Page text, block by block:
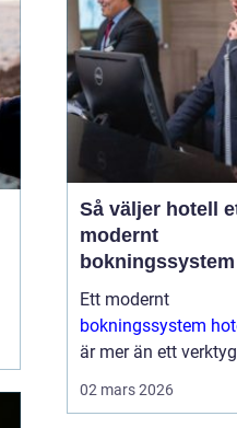
sjunker, flexibiliteten
ökar och
att bygga ...
Så väljer hotell
modernt
bokningssystem
Ett modernt
bokningssystem
är mer än ett
02 mars 2026